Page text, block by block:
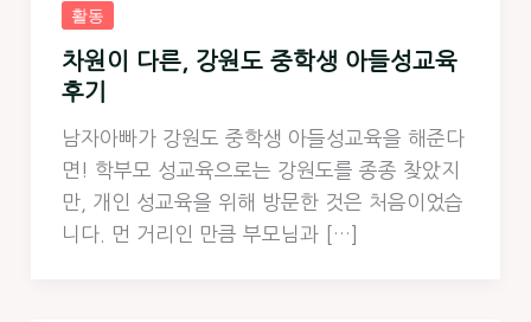
활동
차원이 다른, 강원도 중학생 아들성교육
후기
남자아빠가 강원도 중학생 아들성교육을 해준다
면! 학부모 성교육으로는 강원도를 종종 찾았지
만, 개인 성교육을 위해 방문한 것은 처음이었습
니다. 먼 거리인 만큼 부모님과 […]